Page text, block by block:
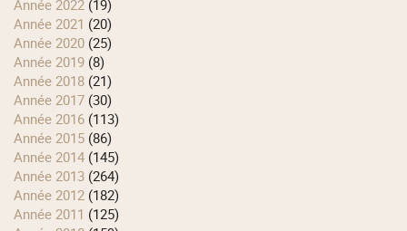
année 2022 (19)
année 2021 (20)
année 2020 (25)
année 2019 (8)
année 2018 (21)
année 2017 (30)
année 2016 (113)
année 2015 (86)
année 2014 (145)
année 2013 (264)
année 2012 (182)
année 2011 (125)